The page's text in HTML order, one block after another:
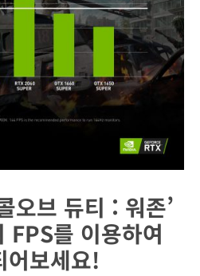
오브 듀티 : 워존’
FPS를 이용하여
어보세요!